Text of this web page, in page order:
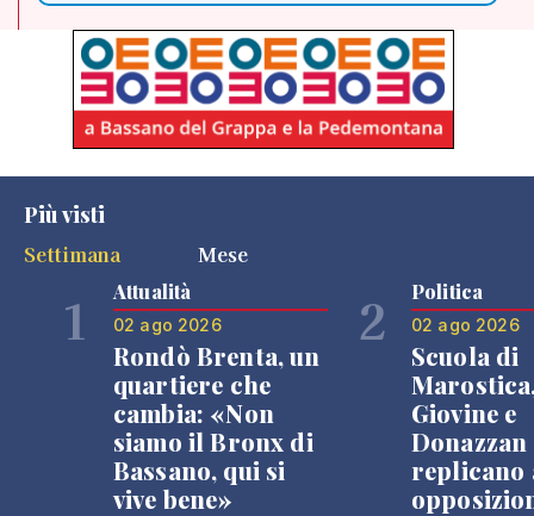
Più visti
Settimana
Mese
1 Attualità
02 ago 2026
Rondò Brenta, un
quartiere che
cambia: «Non
siamo il Bronx di
Bassano, qui si
vive bene»
2 Politica
02 ago 2026
Scuola di
Giovine e
Donazzan
replicano